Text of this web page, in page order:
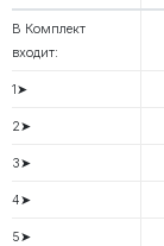
В Комплект
входит:
1➤
2➤
3➤
4➤
5➤